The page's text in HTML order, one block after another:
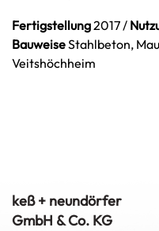
Fertigstellung2017 /
BauweiseStahlbeton,
Veitshöchheim
keß + neundörfer
GmbH & Co. KG